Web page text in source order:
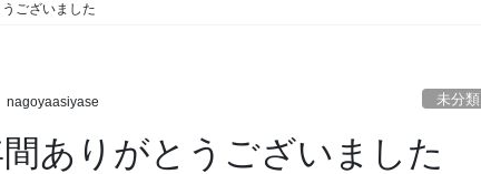
ございました
nagoyaasiyase 未分類
ありがとうございました